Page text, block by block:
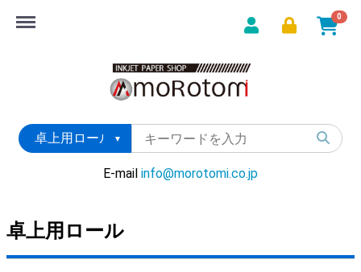
0
E-mail info@morotomi.co.jp
Menu
卓上用ロール